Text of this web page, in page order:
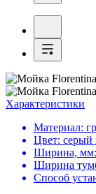
Характеристики
Материал:
Цвет: серый
Ширина, мм:
Ширина
Способ